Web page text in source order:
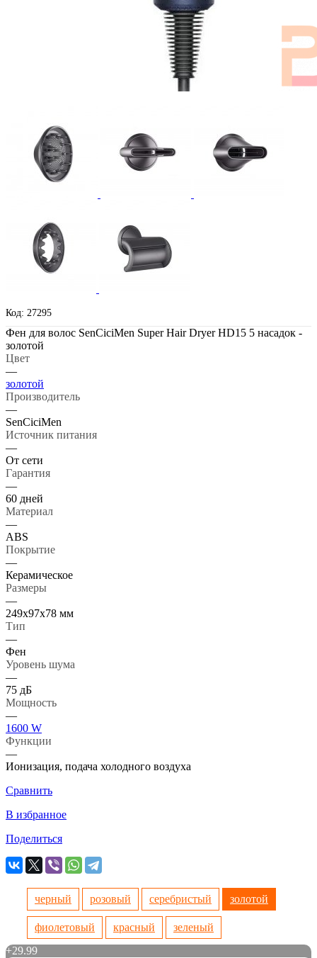
Код: 27295
Фен для волос SenCiciMen Super Hair Dryer HD15 5 насадок -
золотой
Цвет
—
золотой
Производитель
—
SenCiciMen
Источник питания
—
От сети
Гарантия
—
60 дней
Материал
—
ABS
Покрытие
—
Керамическое
Размеры
—
249x97x78 мм
Тип
—
Фен
Уровень шума
—
75 дБ
Мощность
—
1600 W
Функции
—
Ионизация, подача холодного воздуха
Сравнить
В избранное
Поделиться
черный розовый серебристый золотой
фиолетовый красный
зеленый
+29.99